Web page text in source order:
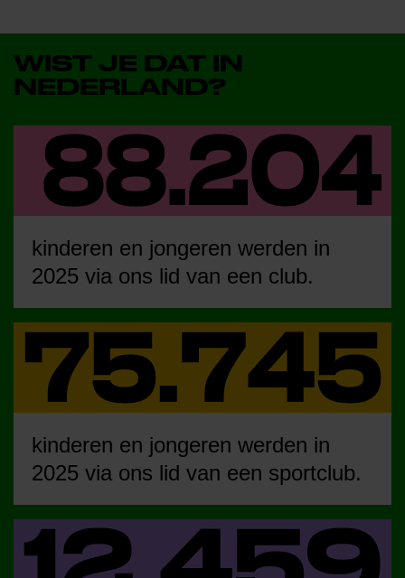
WIST JE DAT IN
NEDERLAND?
kinderen en jongeren werden in
2025 via ons lid van een club.
kinderen en jongeren werden in
2025 via ons lid van een sportclub.